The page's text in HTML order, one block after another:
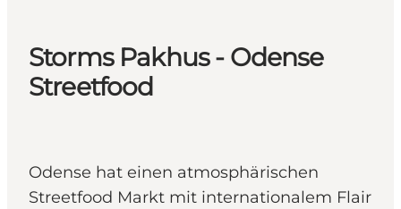
Storms Pakhus - Odense
Streetfood
Odense hat einen atmosphärischen
Streetfood Markt mit internationalem Flair